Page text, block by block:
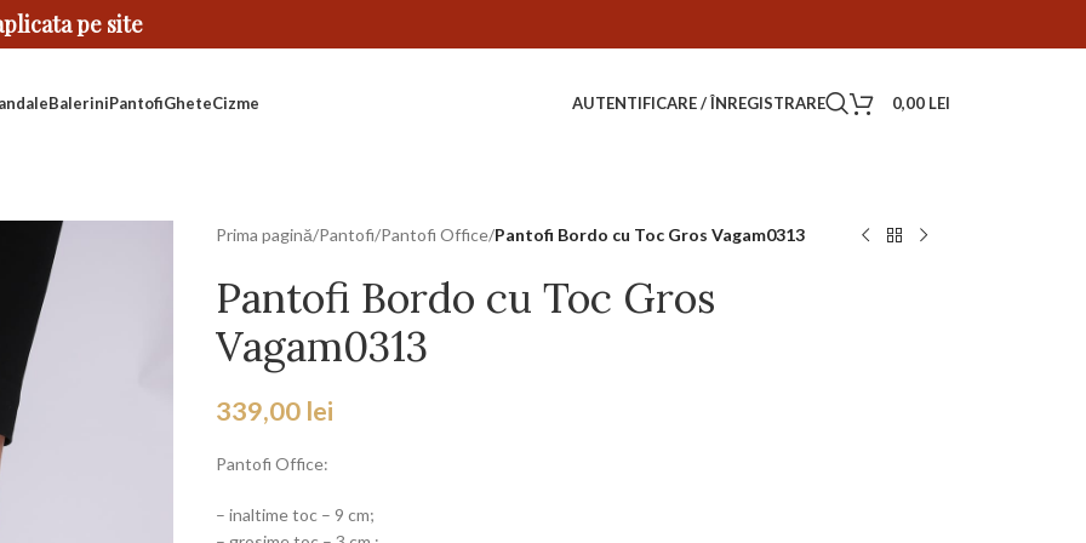
pe site
BaleriniPantofiGheteCizme AUTENTIFICARE / ÎNREGISTRARE 0,00 LEI
Prima pagină/Pantofi/Pantofi Office/Pantofi Bordo cu Toc Gros Vagam0313
Pantofi Bordo cu Toc Gros
Vagam0313
339,00 lei
Pantofi Office:
– inaltime toc – 9 cm;